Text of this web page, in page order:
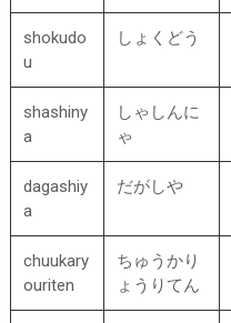
shokudo
u
しょくどう
shashiny
a
しゃしんに
ゃ
dagashiy
a
だがしや
chuukary
ouriten
ちゅうかり
ょうりてん